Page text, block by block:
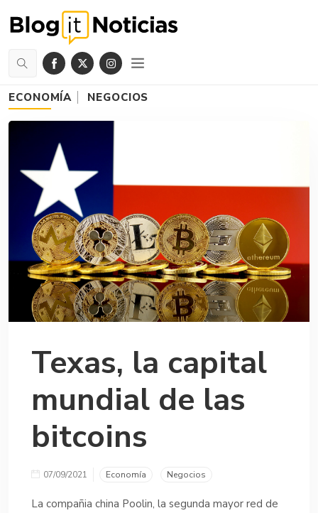
ECONOMÍA NEGOCIOS
Texas, la capital
mundial de las
bitcoins
07/09/2021 Economía Negocios
La compañia china Poolin, la segunda mayor red de